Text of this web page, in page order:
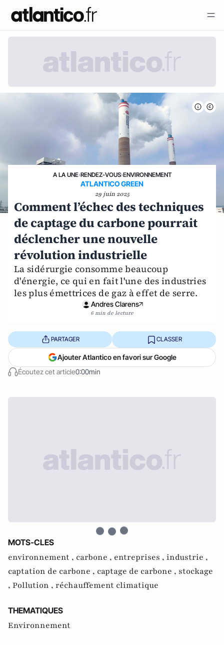
A LA UNE›RENDEZ-VOUS›ENVIRONNEMENT
ATLANTICO GREEN
29 juin 2025
Comment l’échec des techniques
de captage du carbone pourrait
déclencher une nouvelle
révolution industrielle
La sidérurgie consomme beaucoup
d'énergie, ce qui en fait l'une des industries
les plus émettrices de gaz à effet de serre.
Andres Clarens
6 min de lecture
Écoutez cet article0:00min
PARTAGER CLASSER
Ajouter Atlantico en favori sur Google
MOTS-CLES
environnement , carbone , entreprises , industrie ,
captation de carbone , captage de carbone , stockage
, Pollution , réchauffement climatique
THEMATIQUES
Environnement